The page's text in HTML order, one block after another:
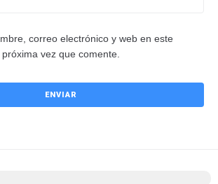
correo electrónico y web en este
vez que comente.